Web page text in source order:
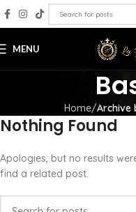
MENU
Home Archive
Nothing Found
Apologies, but no results
find a related post.